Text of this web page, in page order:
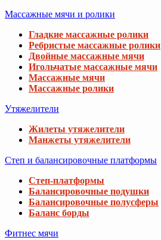
Массажные мячи и ролики
Гладкие массажные ролики
Ребристые массажные ролики
Двойные массажные мячи
Игольчатые массажные мячи
Массажные мячи
Массажные ролики
Утяжелители
Жилеты утяжелители
Манжеты утяжелители
Степ и балансировочные платформы
Степ-платформы
Балансировочные подушки
Балансировочные полусферы
Баланс борды
Фитнес мячи